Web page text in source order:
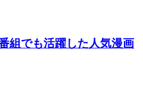
組でも活躍した人気漫画